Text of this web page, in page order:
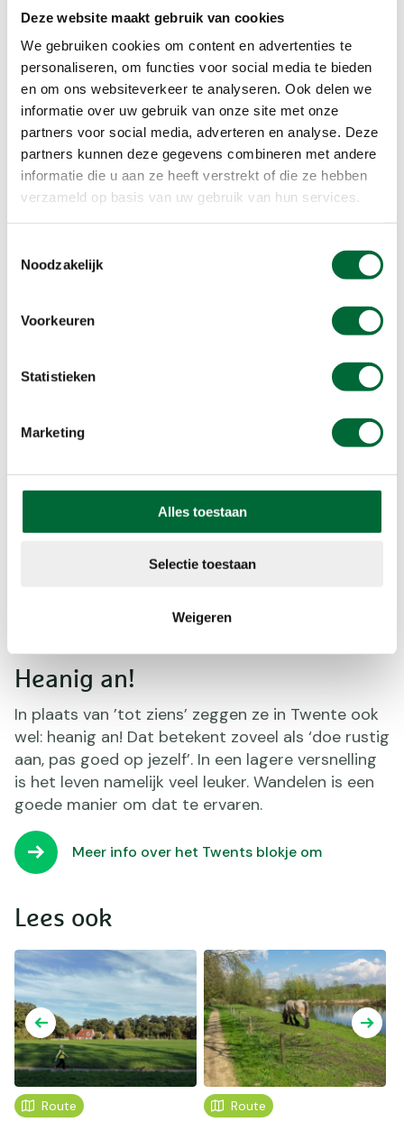
Deze website maakt gebruik van cookies
We gebruiken cookies om content en advertenties te
personaliseren, om functies voor social media te bieden
en om ons websiteverkeer te analyseren. Ook delen we
informatie over uw gebruik van onze site met onze
partners voor social media, adverteren en analyse. Deze
partners kunnen deze gegevens combineren met andere
informatie die u aan ze heeft verstrekt of die ze hebben
verzameld op basis van uw gebruik van hun services.
Noodzakelijk
Voorkeuren
Statistieken
Marketing
Alles toestaan
Selectie toestaan
Weigeren
tentoonstelling ooit' zorgt dus voor een mooie
extra beleving tijdens het lopen van de Twentse
blokjes om!
Afwisselende thema's
Twents Blokje Om is een bundeling van meerdere,
afwisselende wandelroutes, elk met een eigen
thema. Thema’s die wat vertellen over de natuur
in Twente, maar ook over de cultuur en de
mensen, de Tukkers. Ook al loop je maar een klein
deel van de 300 kilometer lange route, je beleeft
Twents Blokje Om kun je op veel plekken in
begint en eindigt bepaal je zelf. Start bijvoorbeeld
met het kiezen van één van deze thema’s of
Heanig an!
In plaats van ’tot ziens’ zeggen ze in Twente ook
wel: heanig an! Dat betekent zoveel als ‘doe rustig
aan, pas goed op jezelf’. In een lagere versnelling
is het leven namelijk veel leuker. Wandelen is een
goede manier om dat te ervaren.
Meer info over het Twents blokje om
Lees ook
Route Route